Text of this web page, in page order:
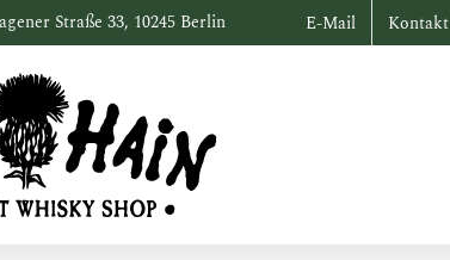
Straße 33, 10245 Berlin E-Mail Kontakt